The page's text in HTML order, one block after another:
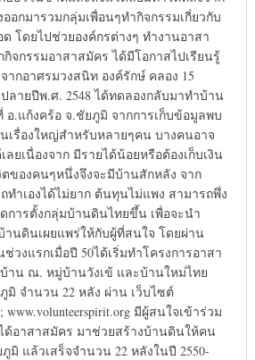
อกมารวมกลุ่มเพื่อนๆทำกิจกรรมเกี่ยวกับ
โดยไปช่วยองค์กรต่างๆ ทำงานอาสา
จกรรมอาสาสมัคร ได้มีโอกาสไปเรียนรู้
กอาศรมวงสนิท องค์รักษ์ คลอง 15
ปลายปีพ.ศ. 2548 ได้ทดลองกลับมาทำบ้าน
อ.แก้งคร้อ จ.ชัยภูมิ จากการเก็บข้อมูลพบ
เรื่องใหญ่สำหรับหลายๆคน บางคนอาจ
ยเนื่องจาก มีรายได้น้อยหรือต้องเก็บเงิน
ของคนๆหนึ่งจึงจะมีบ้านสักหลัง จาก
ำเองได้ไม่ยาก ต้นทุนไม่แพง สามารถพึ่ง
การตั้งกลุ่มบ้านดินไทยขึ้น เพื่อจะนำ
านดินเผยแพร่ให้กับผู้ที่สนใจ โดยผ่าน
วงแรกเมื่อปี 50ได้เริ่มทำโครงการอาสา
าน ณ. หมู่บ้านวังเข้ และบ้านใหม่ไทย
มิ จำนวน 22 หลัง ผ่าน เว็บไซต์
www.volunteerspirit.org มีผู้สนใจเข้าร่วม
ด้อาสาสมัคร มาช่วยสร้างบ้านดินให้คน
แล้วเสร็จจำนวน 22 หลังในปี 2550-